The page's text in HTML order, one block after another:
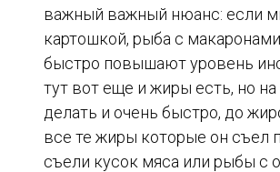
важный важный нюанс: если
картошкой, рыба с
быстро повышают уровень
тут вот еще и жиры есть, но
делать и очень быстро, до
все те жиры которые он съел
съели кусок мяса или рыбы с